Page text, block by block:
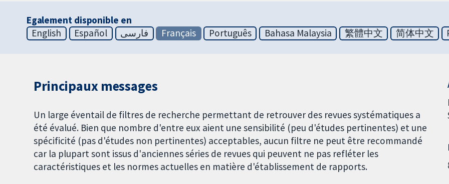
Egalement disponible en
English
Español فارسی Français Português Bahasa Malaysia 繁體中文 简体中文
Principaux messages
Un large éventail de filtres de recherche permettant de retrouver des revues systématiques a
été évalué. Bien que nombre d'entre eux aient une sensibilité (peu d'études pertinentes) et une
spécificité (pas d'études non pertinentes) acceptables, aucun filtre ne peut être recommandé
car la plupart sont issus d'anciennes séries de revues qui peuvent ne pas refléter les
caractéristiques et les normes actuelles en matière d'établissement de rapports.